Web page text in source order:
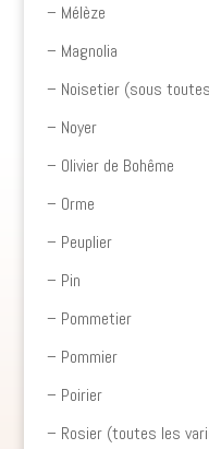
– Mélèze
– Magnolia
– Noisetier (sous
– Noyer
– Olivier de Bohême
– Orme
– Peuplier
– Pin
– Pommetier
– Pommier
– Poirier
– Rosier (toutes les